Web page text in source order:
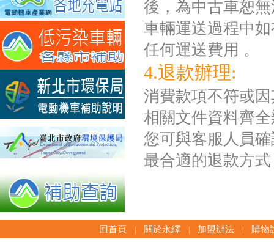
後，為中古車恕
車輛運送過程中
任何運送費用 。
4.退款辦理:
消費款項不符或
相關文件資料齊
您可與客服人員
最合適的退款方
回首頁 | 關於永繹 | 加盟辦法 | 購物